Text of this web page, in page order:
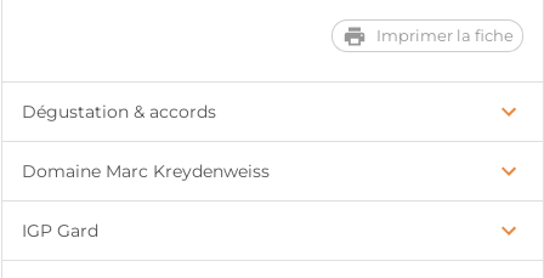
Imprimer la fiche
Dégustation & accords
Domaine Marc Kreydenweiss
IGP Gard